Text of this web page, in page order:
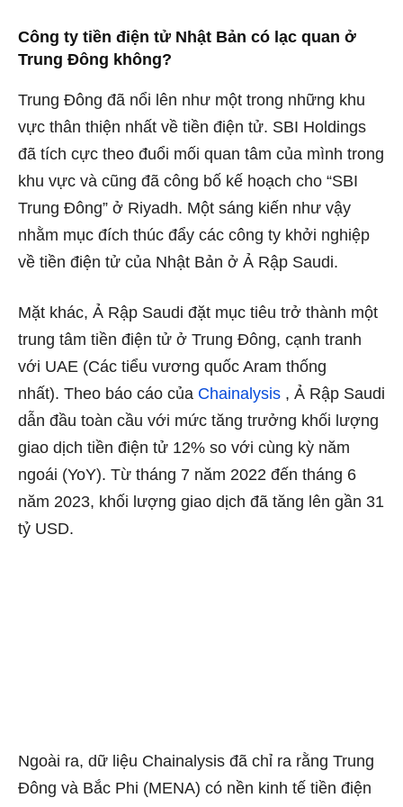
Công ty tiền điện tử Nhật Bản có lạc quan ở
Trung Đông không?
Trung Đông đã nổi lên như một trong những khu
vực thân thiện nhất về tiền điện tử. SBI Holdings
đã tích cực theo đuổi mối quan tâm của mình trong
khu vực và cũng đã công bố kế hoạch cho “SBI
Trung Đông” ở Riyadh. Một sáng kiến ​​như vậy
nhằm mục đích thúc đẩy các công ty khởi nghiệp
về tiền điện tử của Nhật Bản ở Ả Rập Saudi.
Mặt khác, Ả Rập Saudi đặt mục tiêu trở thành một
trung tâm tiền điện tử ở Trung Đông, cạnh tranh
với UAE (Các tiểu vương quốc Aram thống
nhất). Theo báo cáo của Chainalysis , Ả Rập Saudi
dẫn đầu toàn cầu với mức tăng trưởng khối lượng
giao dịch tiền điện tử 12% so với cùng kỳ năm
ngoái (YoY). Từ tháng 7 năm 2022 đến tháng 6
năm 2023, khối lượng giao dịch đã tăng lên gần 31
tỷ USD.
Ngoài ra, dữ liệu Chainalysis đã chỉ ra rằng Trung
Đông và Bắc Phi (MENA) có nền kinh tế tiền điện